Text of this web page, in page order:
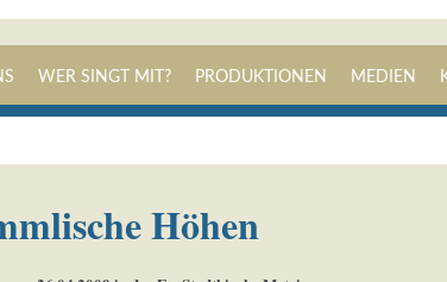
WER SINGT MIT? PRODUKTIONEN MEDIEN
Höhen